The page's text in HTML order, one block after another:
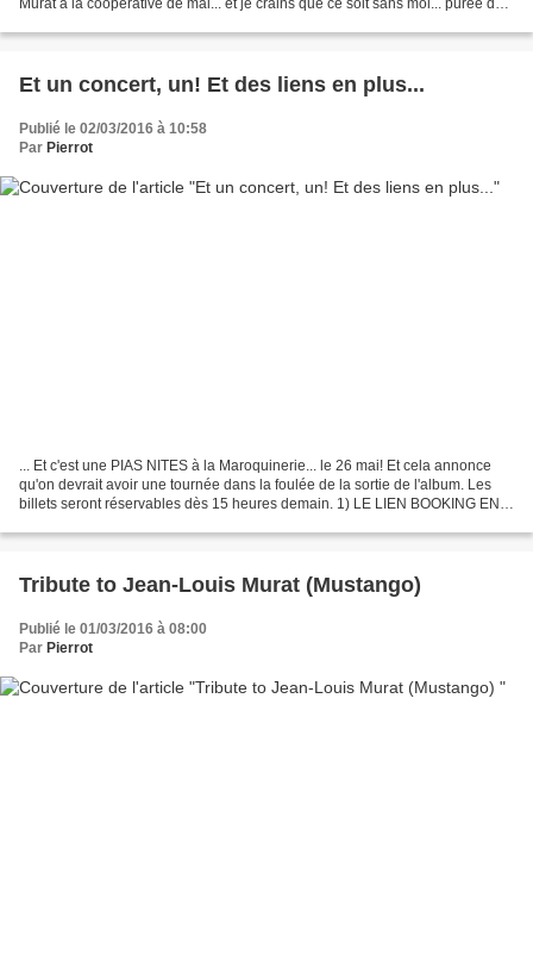
Et un concert, un! Et des liens en plus...
Publié le 02/03/2016 à 10:58
Par Pierrot
... Et c'est une PIAS NITES à la Maroquinerie... le 26 mai! Et cela annonce
qu'on devrait avoir une tournée dans la foulée de la sortie de l'album. Les
billets seront réservables dès 15 heures demain. 1) LE LIEN BOOKING EN
Tribute to Jean-Louis Murat (Mustango)
Publié le 01/03/2016 à 08:00
Par Pierrot